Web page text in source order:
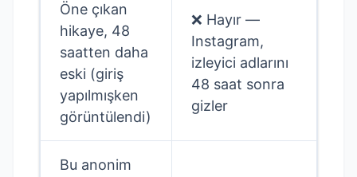
Öne çıkan
hikaye, 48
saatten daha
eski (giriş
yapılmışken
görüntülendi)
❌ Hayır —
Instagram,
izleyici adlarını
48 saat sonra
gizler
Bu anonim